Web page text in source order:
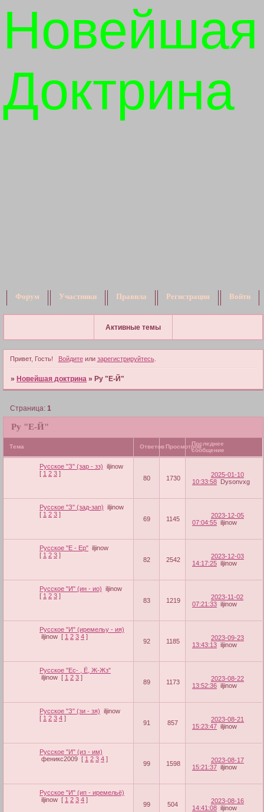
Новейшая
Доктрина
Форум Участники Правила Регистрация Войти
Активные темы
Привет, Гость! Войдитеили зарегистрируйтесь.
»Новейшая доктрина »Ру "Е-Й"
Ру "Е-Й"
Страница:1
Тема Ответов ПросмотровПоследнее
сообщение
Русское "З" (зар - зз) iljinow
[ 1 2 3 ]
80 1730
2025-01-10
10:33:58 Dysonvxg
Русское "З" (зад-зап) iljinow
[ 1 2 3 ]
69 1145
2023-12-05
07:04:55 iljinow
Русское "Е - Ер" iljinow
[ 1 2 3 ]
82 2542
2023-12-03
14:17:25 iljinow
Русское "И" (ин - ио) iljinow
[ 1 2 3 ]
83 1219
2023-11-02
07:21:33 iljinow
Русское "И" (иремельу - ия)
iljinow [ 1 2 3 4 ]
92 1185
2023-09-23
13:43:13 iljinow
Русское "Ес- , Ё, Ж-Жз"
iljinow [ 1 2 3 ]
89 1173
2023-08-22
13:52:36 iljinow
Русское "З" (зи - зя) iljinow
[ 1 2 3 4 ]
91 857
2023-08-21
15:23:47 iljinow
Русское "И" (из - им)
феникс2009 [ 1 2 3 4 ]
99 1598
2023-08-17
15:21:37 iljinow
Русское "И" (ип - иремельё)
iljinow [ 1 2 3 4 ]
99 504
2023-08-16
14:41:08 iljinow